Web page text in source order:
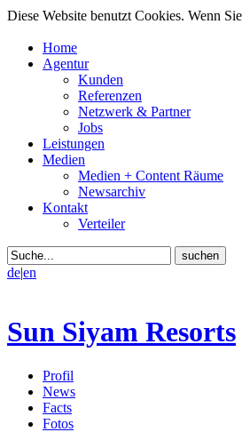
Diese Website benutzt Cookies. Wenn
Home
Agentur
Kunden
Referenzen
Netzwerk & Partner
Jobs
Leistungen
Medien
Medien + Content Räume
Newsarchiv
Kontakt
Verteiler
de|en
Sun Siyam Resorts
Profil
News
Facts
Fotos